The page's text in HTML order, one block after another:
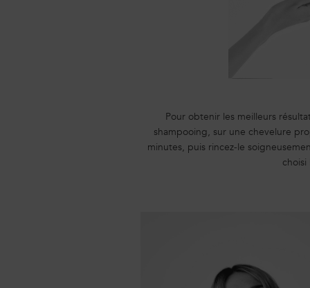
Pour obtenir les meilleurs
shampooing, sur une chevelure
minutes, puis rincez-le